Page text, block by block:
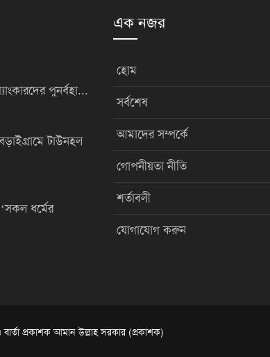
পুনর্বহা...
টাউনহল
ধর্মের
এক নজর
হোম
সর্বশেষ
আমাদের সম্পর্কে
গোপনীয়তা নীতি
শর্তাবলী
যোগাযোগ করুন
প্রকাশক আমান উল্লাহ সরকার (প্রকাশক)